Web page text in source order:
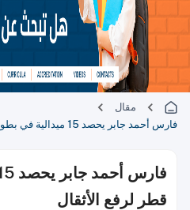
مقال
فارس أحمد جابر يحصد 15 ميدالية في بطولة قطر لرفع الأثقال
قطر لرفع الأثقال